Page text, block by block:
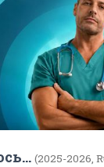
(2025-2026,